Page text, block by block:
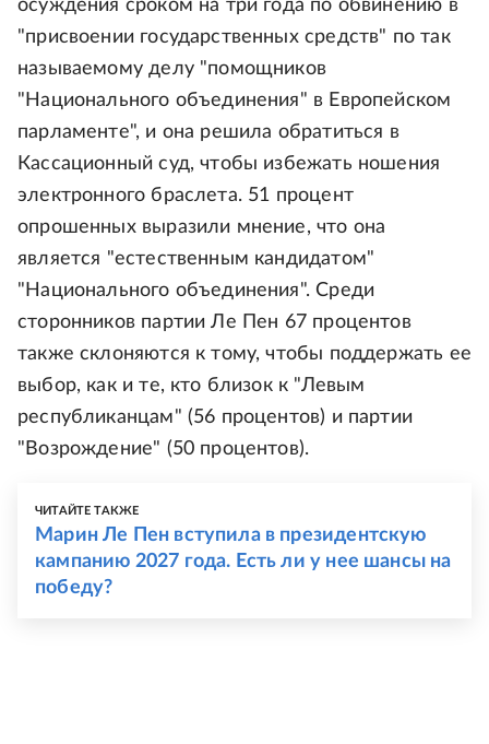
осуждения сроком на три года по обвинению в
"присвоении государственных средств" по так
называемому делу "помощников
"Национального объединения" в Европейском
парламенте", и она решила обратиться в
Кассационный суд, чтобы избежать ношения
электронного браслета. 51 процент
опрошенных выразили мнение, что она
является "естественным кандидатом"
"Национального объединения". Среди
сторонников партии Ле Пен 67 процентов
также склоняются к тому, чтобы поддержать ее
выбор, как и те, кто близок к "Левым
республиканцам" (56 процентов) и партии
"Возрождение" (50 процентов).
ЧИТАЙТЕ ТАКЖЕ
Марин Ле Пен вступила в президентскую
кампанию 2027 года. Есть ли у нее шансы на
победу?